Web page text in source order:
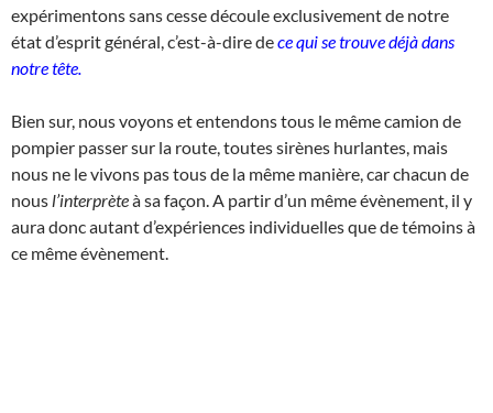
expérimentons sans cesse découle exclusivement de notre
état d’esprit général, c’est-à-dire dece qui se trouve déjà dans
notre tête.
Bien sur, nous voyons et entendons tous le même camion de
pompier passer sur la route, toutes sirènes hurlantes, mais
nous ne le vivons pas tous de la même manière, car chacun de
nous l’interprèteà sa façon. A partir d’un même évènement, il y
aura donc autant d’expériences individuelles que de témoins à
ce même évènement.